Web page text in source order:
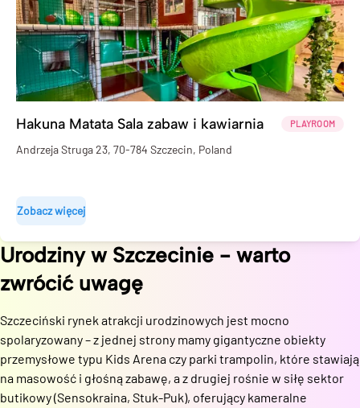
Hakuna Matata Sala zabaw i kawiarnia PLAYROOM
Andrzeja Struga 23, 70-784 Szczecin, Poland
Zobacz więcej
Urodzinyw Szczecinie - warto
zwrócić uwagę
Szczeciński rynek atrakcji urodzinowych jest mocno
spolaryzowany – z jednej strony mamy gigantyczne obiekty
przemysłowe typu Kids Arena czy parki trampolin, które stawiają
na masowość i głośną zabawę, a z drugiej rośnie w siłę sektor
butikowy (Sensokraina, Stuk-Puk), oferujący kameralne